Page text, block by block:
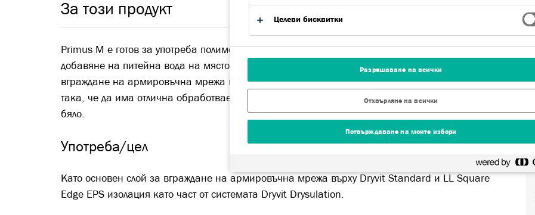
За този продукт
Primus M е готов за употреба полимерно модифициран циментов прах, който изисква
добавяне на питейна вода на място, за да се получи висококачествен основен слой за
вграждане на армировъчна мрежа в системата Dryvit Drysulation. Продуктът е формулиран
така, че да има отлична обработваемост и свойства на отворено време и се предлага в сиво и
бяло.
Употреба/цел
Като основен слой за вграждане на армировъчна мрежа върху Dryvit Standard и LL Square
Edge EPS изолация като част от системата Dryvit Drysulation.
Целеви бисквитки
Разрешаване на всички
Отхвърляне на всички
Потвърждаване на моите избори